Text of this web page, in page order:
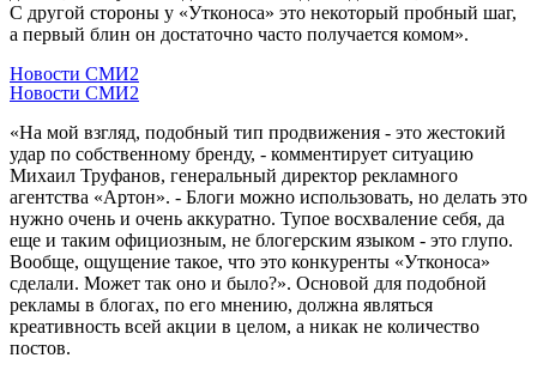
С другой стороны у «Утконоса» это некоторый пробный шаг,
а первый блин он достаточно часто получается комом».
Новости СМИ2
Новости СМИ2
«На мой взгляд, подобный тип продвижения - это жестокий
удар по собственному бренду, - комментирует ситуацию
Михаил Труфанов, генеральный директор рекламного
агентства «Артон». - Блоги можно использовать, но делать это
нужно очень и очень аккуратно. Тупое восхваление себя, да
еще и таким официозным, не блогерским языком - это глупо.
Вообще, ощущение такое, что это конкуренты «Утконоса»
сделали. Может так оно и было?». Основой для подобной
рекламы в блогах, по его мнению, должна являться
креативность всей акции в целом, а никак не количество
постов.